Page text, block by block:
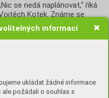
informací
ukládat žádné informace
ale požádali o souhlas s
se nedá naplánovat,“ říká
Kotek. Známe se
dvacet let. Tehdy mu bylo 13,
měl za sebou první film a
hlavě už to měl kupodivu
mu herectví začalo zajídat,
přešel k režii. Ale jak